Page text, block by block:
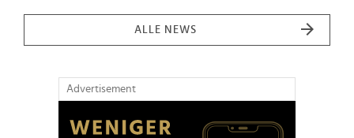
ALLE NEWS
Advertisement